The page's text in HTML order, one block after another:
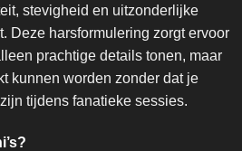
stevigheid en uitzonderlijke
Deze harsformulering zorgt ervoor
prachtige details tonen, maar
kunnen worden zonder dat je
tijdens fanatieke sessies.